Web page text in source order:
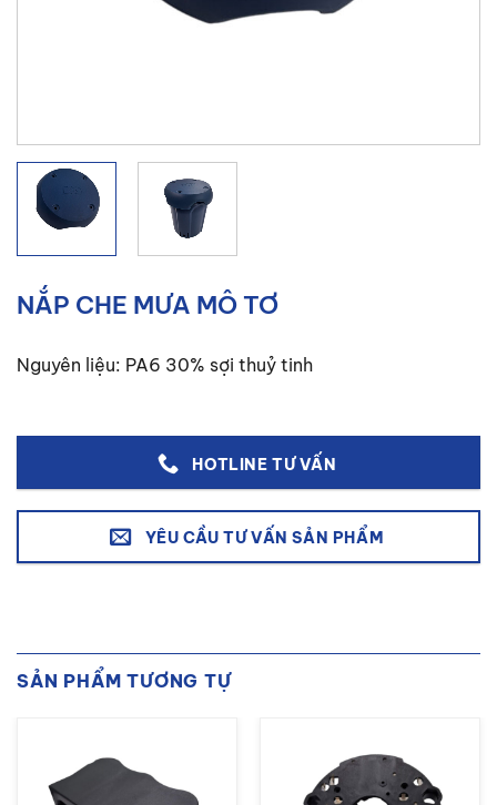
NẮP CHE MƯA MÔ TƠ
Nguyên liệu: PA6 30% sợi thuỷ tinh
HOTLINE TƯ VẤN
YÊU CẦU TƯ VẤN SẢN PHẨM
SẢN PHẨM TƯƠNG TỰ